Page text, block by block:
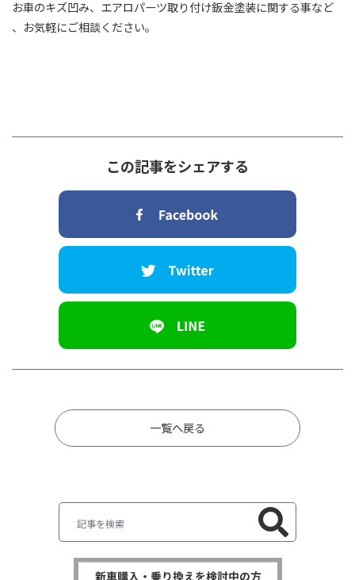
お車のキズ凹み、エアロパーツ取り付け鈑金塗装に関する事など
、お気軽にご相談ください。
この記事をシェアする
一覧へ戻る